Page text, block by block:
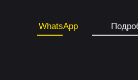
WhatsApp